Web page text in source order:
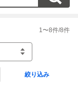
方は入札を頂いても
1 〜8件/8件
絞り込み